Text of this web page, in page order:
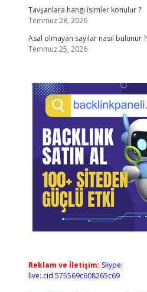
Tavşanlara hangi isimler konulur ?
Temmuz 28, 2026
Asal olmayan sayılar nasıl bulunur ?
Temmuz 25, 2026
Reklam ve İletişim: Skype:
live:.cid.575569c608265c69